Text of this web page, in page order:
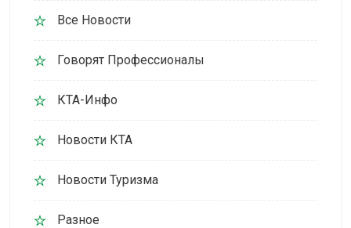
Все Новости
Говорят Профессионалы
КТА-Инфо
Новости КТА
Новости Туризма
Разное